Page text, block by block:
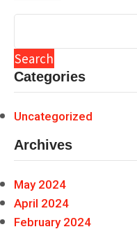
Search
Categories
Uncategorized
Archives
May 2024
April 2024
February 2024